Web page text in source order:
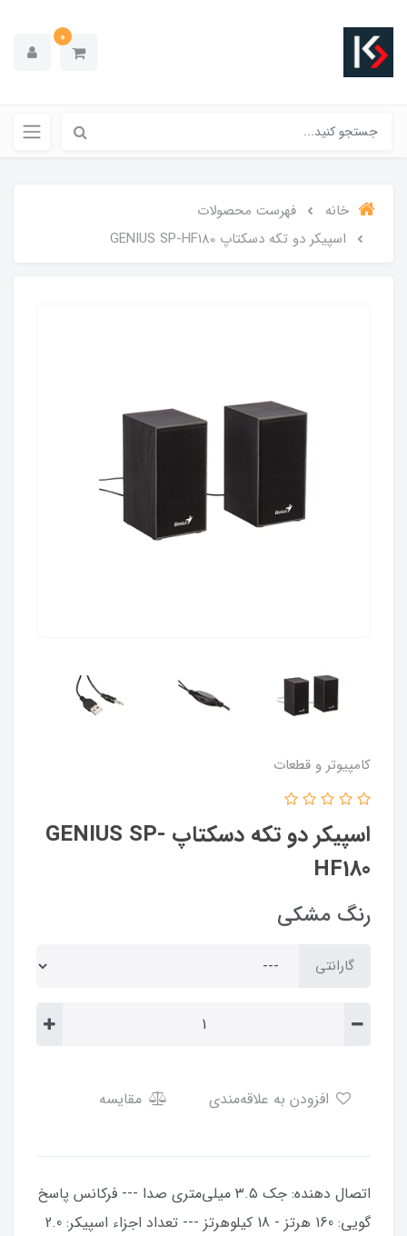
0
خانه
فهرست محصولات
اسپیکر دو تکه دسکتاپ GENIUS SP-HF180
کامپیوتر و قطعات
اسپیکر دو تکه دسکتاپ GENIUS SP-
HF180
رنگ مشکی
گارانتی
مقایسه
اتصال دهنده: جک ۳.۵ میلی‌متری صدا --- فرکانس پاسخ
گویی: 160 هرتز - 18 کیلوهرتز --- تعداد اجزاء اسپیکر: 2.0